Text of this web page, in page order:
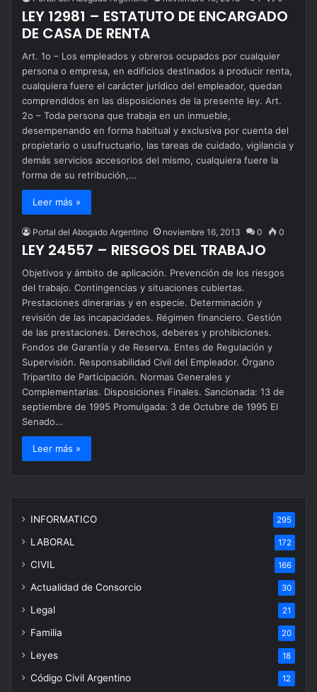
LEY 12981 – ESTATUTO DE ENCARGADO
DE CASA DE RENTA
Art. 1o – Los empleados y obreros ocupados por cualquier
persona o empresa, en edificios destinados a producir renta,
cualquiera fuere el carácter jurídico del empleador, quedan
comprendidos en las disposiciones de la presente ley. Art.
2o – Toda persona que trabaja en un inmueble,
desempenando en forma habitual y exclusiva por cuenta del
propietario o usufructuario, las tareas de cuidado, vigilancia y
demás servicios accesorios del mismo, cualquiera fuere la
forma de su retribución,…
Leer más »
Portal del Abogado Argentino noviembre 16, 2013 0 0
LEY 24557 – RIESGOS DEL TRABAJO
Objetivos y ámbito de aplicación. Prevención de los riesgos
del trabajo. Contingencias y situaciones cubiertas.
Prestaciones dinerarias y en especie. Determinación y
revisión de las incapacidades. Régimen financiero. Gestión
de las prestaciones. Derechos, deberes y prohibiciones.
Fondos de Garantía y de Reserva. Entes de Regulación y
Supervisión. Responsabilidad Civil del Empleador. Órgano
Tripartito de Participación. Normas Generales y
Complementarias. Disposiciones Finales. Sancionada: 13 de
septiembre de 1995 Promulgada: 3 de Octubre de 1995 El
Senado…
Leer más »
INFORMATICO 295
LABORAL 172
CIVIL 166
Actualidad de Consorcio 30
Legal 21
Familia 20
Leyes 18
Código Civil Argentino 12